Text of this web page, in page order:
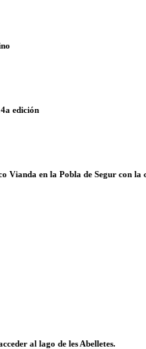
edición
Vianda en la Pobla de Segur con
al lago de les Abelletes.